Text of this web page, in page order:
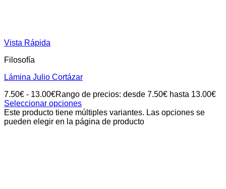
Vista Rápida
Filosofía
Lámina Julio Cortázar
7.50€ - 13.00€Rango de precios: desde 7.50€ hasta 13.00€
Seleccionar opciones
Este producto tiene múltiples variantes. Las opciones se
pueden elegir en la página de producto